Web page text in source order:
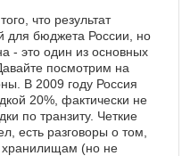
что результат
для бюджета России, но
- это один из основных
посмотрим на
В 2009 году Россия
20%, фактически не
по транзиту. Четкие
есть разговоры о том,
хранилищам (но не